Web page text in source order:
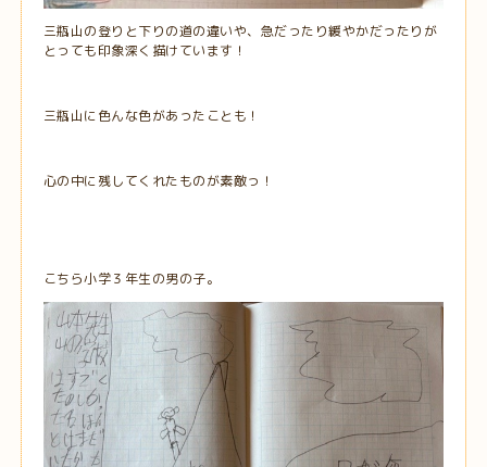
三瓶山の登りと下りの道の違いや、急だったり緩やかだったりが
とっても印象深く描けています！
三瓶山に色んな色があったことも！
心の中に残してくれたものが素敵っ！
こちら小学３年生の男の子。